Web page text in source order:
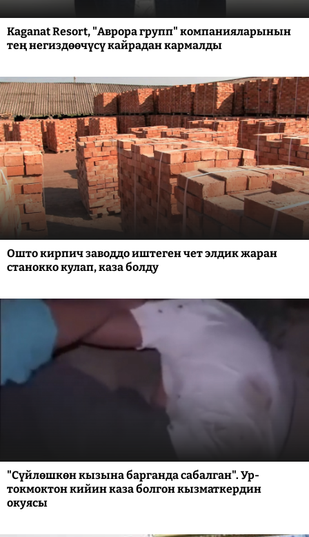
Kaganat Resort, "Аврора групп" компанияларынын
тең негиздөөчүсү кайрадан кармалды
Ошто кирпич заводдо иштеген чет элдик жаран
станокко кулап, каза болду
"Сүйлөшкөн кызына барганда сабалган". Ур-
токмоктон кийин каза болгон кызматкердин
окуясы